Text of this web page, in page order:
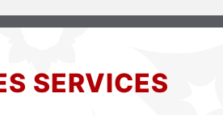
SERVICES